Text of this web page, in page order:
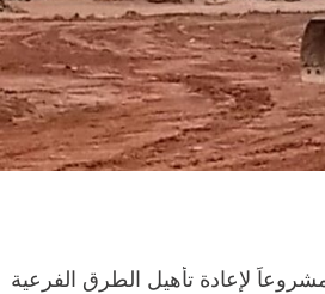
لإعادة تأهيل الطرق الفرعية